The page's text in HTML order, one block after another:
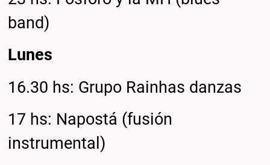
band)
Lunes
16.30 hs: Grupo Rainhas danzas
17 hs: Napostá (fusión
instrumental)